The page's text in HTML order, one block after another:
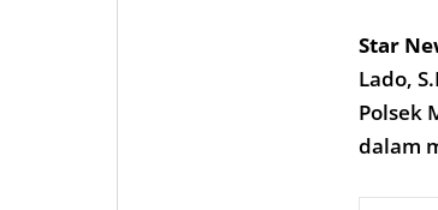
Star
Lado,
Polsek
dalam